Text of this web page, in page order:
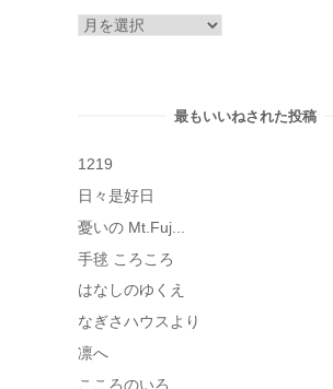
ア
最もいいねされた投稿
1219
日々是好日
憂いの Mt.Fuj...
手毬 ころころ
はなしのゆくえ
なぎさハウスより
凛へ
こころのいろ